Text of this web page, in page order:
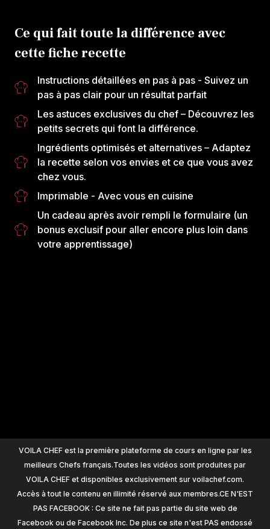
Ce qui fait toute la différence avec
cette fiche recette
Instructions détaillées en pas à pas - Suivez un
pas à pas clair pour un résultat parfait
Les astuces exclusives du chef – Découvrez les
petits secrets qui font la différence.
Ingrédients optimisés et alternatives – Adaptez
la recette selon vos envies et ce que vous avez
chez vous.
Imprimable - Avec vous en cuisine
Un cadeau après avoir rempli le formulaire (un
bonus exclusif pour aller encore plus loin dans
votre apprentissage)
VOILA CHEF est la première plateforme de cours en ligne par les
meilleurs Chefs français.Toutes les vidéos sont produites par
VOILA CHEF et disponibles exclusivement sur voilachef.com.
Accès à tout le contenu en illimité réservé aux membres.CE N'EST
PAS FACEBOOK : Ce site ne fait pas partie du site web de
Facebook ou de Facebook Inc. De plus ce site n'est PAS endossé